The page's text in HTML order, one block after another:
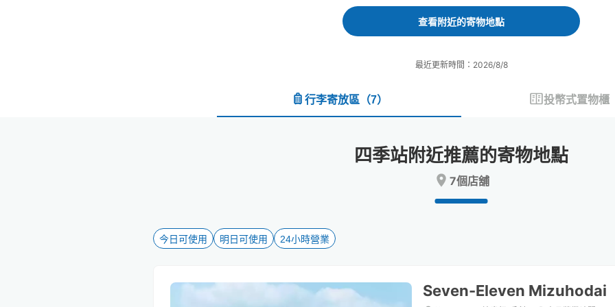
forward
to
the
calendar
select
the
changing
backward
interact
select
the
changing
查看附近的寄物地點
最近更新時間：2026/8/8
行李寄放區 （7） 投幣式置物櫃
四季站附近推薦的寄物地點
7個店舖
今日可使用 明日可使用 24小時營業
Seven-Eleven Mizuhodai